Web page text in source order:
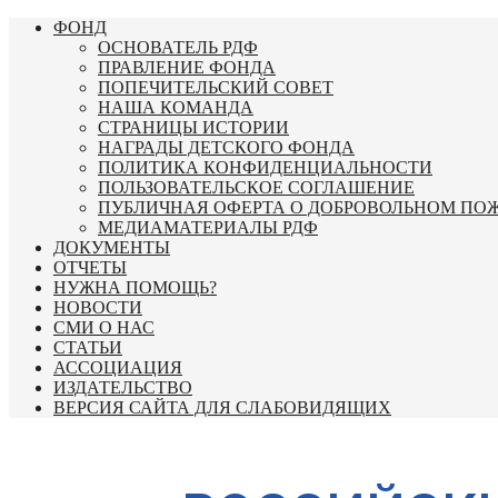
Перейти
содержимому
ФОНД
ОСНОВАТЕЛЬ РДФ
ПРАВЛЕНИЕ ФОНДА
ПОПЕЧИТЕЛЬСКИЙ СОВЕТ
НАША КОМАНДА
СТРАНИЦЫ ИСТОРИИ
НАГРАДЫ ДЕТСКОГО ФОНДА
ПОЛИТИКА КОНФИДЕНЦИАЛЬНОСТИ
ПОЛЬЗОВАТЕЛЬСКОЕ СОГЛАШЕНИЕ
ПУБЛИЧНАЯ ОФЕРТА О ДОБРОВОЛЬНОМ
МЕДИАМАТЕРИАЛЫ РДФ
ДОКУМЕНТЫ
ОТЧЕТЫ
НУЖНА ПОМОЩЬ?
НОВОСТИ
СМИ О НАС
СТАТЬИ
АССОЦИАЦИЯ
ИЗДАТЕЛЬСТВО
ВЕРСИЯ САЙТА ДЛЯ СЛАБОВИДЯЩИХ